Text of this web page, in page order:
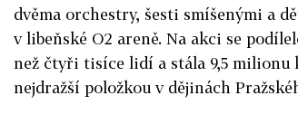
dvěma orchestry, šesti smíšenými a
v libeňské O2 areně. Na akci se
než čtyři tisíce lidí a stála 9,5 milionu
nejdražší položkou v dějinách